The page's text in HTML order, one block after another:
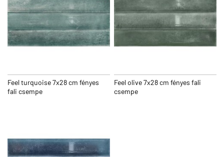
Feel turquoise 7x28 cm fényes
fali csempe
Feel olive 7x28 cm fényes fali
csempe